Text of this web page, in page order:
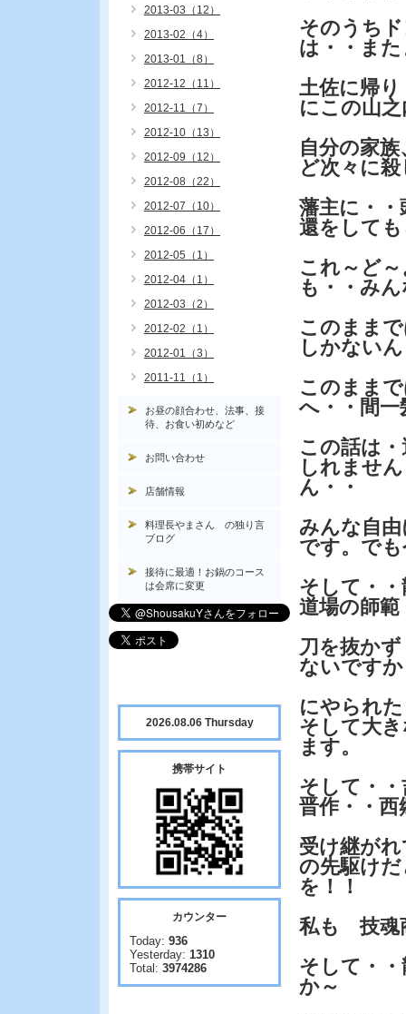
そのうち
は・・ま
土佐に帰
にこの山
自分の家
ど次々に
藩主に・
還をして
これ～ど
も・・み
このまま
しかない
このまま
へ・・間一
この話は
しれませ
ん・・
みんな自
です。で
そして・
道場の師
刀を抜か
ないです
にやられ
そして大
ます。
そして・
晋作・・
受け継が
の先駆け
を！！
私も 技魂
そして・
か～
2013-03（12）
2013-02（4）
2013-01（8）
2012-12（11）
2012-11（7）
2012-10（13）
2012-09（12）
2012-08（22）
2012-07（10）
2012-06（17）
2012-05（1）
2012-04（1）
2012-03（2）
2012-02（1）
2012-01（3）
2011-11（1）
お昼の顔合わせ、法事、接
待、お食い初めなど
お問い合わせ
店舗情報
料理長やまさん の独り言
ブログ
接待に最適！お鍋のコース
は会席に変更
2026.08.06 Thursday
携帯サイト
カウンター
Today: 936
Yesterday: 1310
Total: 3974286